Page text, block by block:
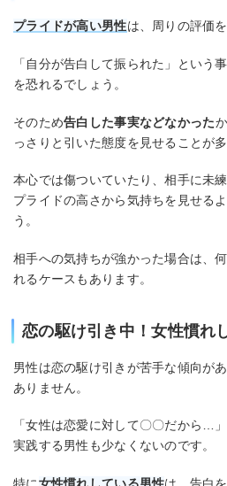
プライドが高い男性は、周りの評価
「自分が告白して振られた」という
を恐れるでしょう。
そのため告白した事実などなかった
っさりと引いた態度を見せることが多
本心では傷ついていたり、相手に未
プライドの高さから気持ちを見せる
う。
相手への気持ちが強かった場合は、
れるケースもあります。
恋の駆け引き中！女性慣れ
男性は恋の駆け引きが苦手な傾向が
ありません。
「女性は恋愛に対して〇〇だから…
実践する男性も少なくないのです。